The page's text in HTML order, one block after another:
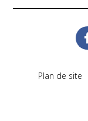
Plan de site